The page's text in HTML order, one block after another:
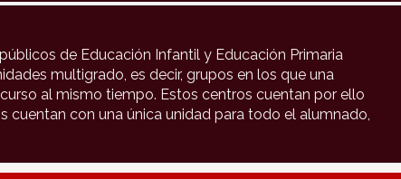
de Educación Infantil y Educación Primaria
multigrado, es decir, grupos en los que una
al mismo tiempo. Estos centros cuentan por ello
cuentan con una única unidad para todo el alumnado,